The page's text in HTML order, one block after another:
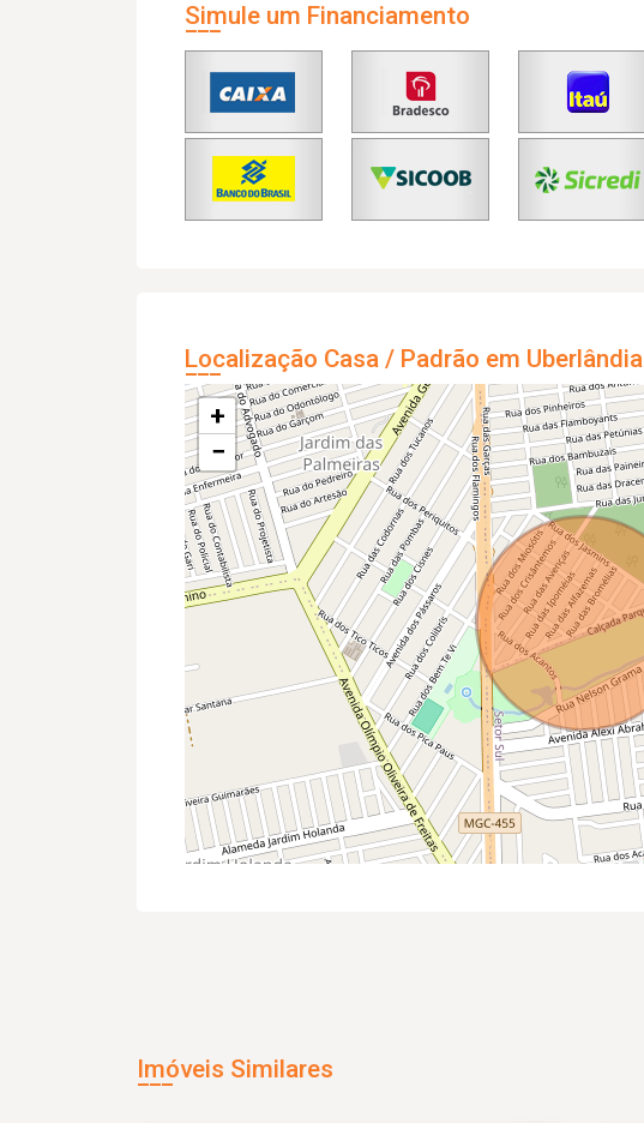
Simule um Financiamento
Localização Casa / Padrão em Uberlândia
+
−
Imóveis Similares